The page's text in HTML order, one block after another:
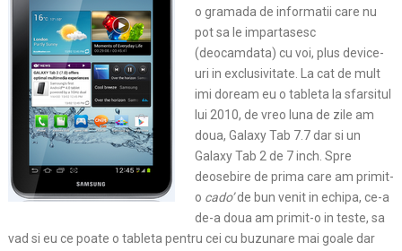
o gramada de informatii care nu
pot sa le impartasesc
(deocamdata) cu voi, plus device-
uri in exclusivitate. La cat de mult
imi doream eu o tableta la sfarsitul
lui 2010, de vreo luna de zile am
doua, Galaxy Tab 7.7 dar si un
Galaxy Tab 2 de 7 inch. Spre
deosebire de prima care am primit-
o cado’ de bun venit in echipa, ce-a
de-a doua am primit-o in teste, sa
vad si eu ce poate o tableta pentru cei cu buzunare mai goale dar